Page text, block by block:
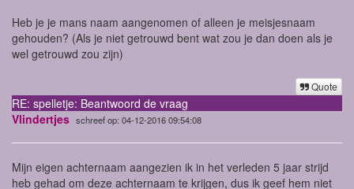
Heb je je mans naam aangenomen of alleen je meisjesnaam
gehouden? (Als je niet getrouwd bent wat zou je dan doen als je
wel getrouwd zou zijn)
Quote
RE: spelletje: Beantwoord de vraag
Vlindertjes schreef op: 04-12-2016 09:54:08
Mijn eigen achternaam aangezien ik in het verleden 5 jaar strijd
heb gehad om deze achternaam te krijgen, dus ik geef hem niet